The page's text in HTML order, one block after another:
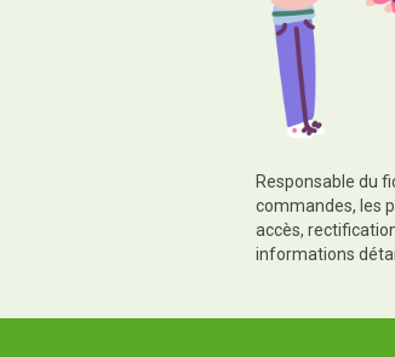
Responsable du
commandes, les
accès,
informations